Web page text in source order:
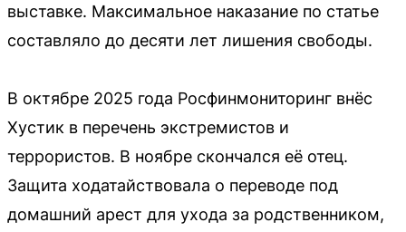
выставке. Максимальное наказание по статье
составляло до десяти лет лишения свободы.
В октябре 2025 года Росфинмониторинг внёс
Хустик в перечень экстремистов и
террористов. В ноябре скончался её отец.
Защита ходатайствовала о переводе под
домашний арест для ухода за родственником,